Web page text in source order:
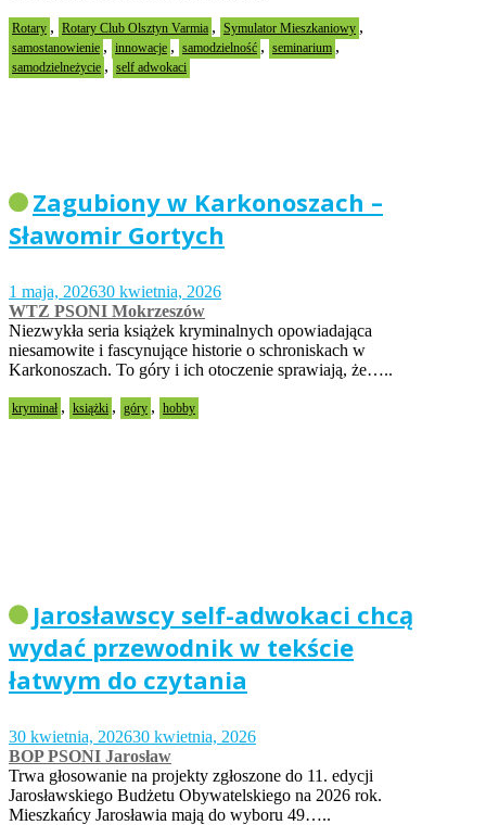
Rotary , Rotary Club Olsztyn Varmia , Symulator Mieszkaniowy ,
samostanowienie , innowacje , samodzielność , seminarium ,
samodzielneżycie , self adwokaci
Zagubiony w Karkonoszach –
Sławomir Gortych
1 maja, 202630 kwietnia, 2026
WTZ PSONI Mokrzeszów
Niezwykła seria książek kryminalnych opowiadająca
niesamowite i fascynujące historie o schroniskach w
Karkonoszach. To góry i ich otoczenie sprawiają, że…..
kryminał , książki , góry , hobby
Jarosławscy self-adwokaci chcą
wydać przewodnik w tekście
łatwym do czytania
30 kwietnia, 202630 kwietnia, 2026
BOP PSONI Jarosław
Trwa głosowanie na projekty zgłoszone do 11. edycji
Jarosławskiego Budżetu Obywatelskiego na 2026 rok.
Mieszkańcy Jarosławia mają do wyboru 49…..